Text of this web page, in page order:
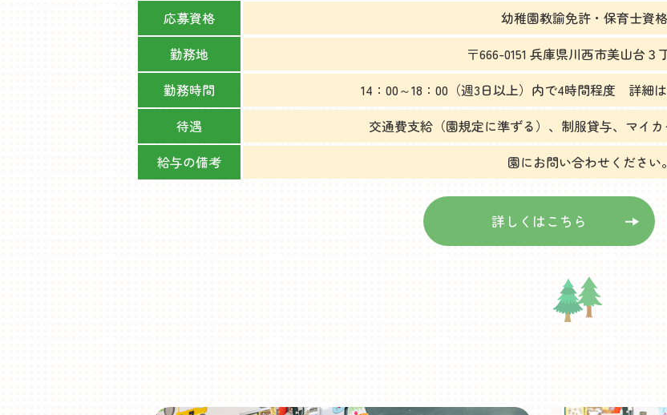
応募資格
幼稚園教諭免許・保育士資
勤務地
〒666-0151 兵庫県川西市美山台３
勤務時間
14：00～18：00（週3日以上）内で4時間程度 詳細
待遇
交通費支給（園規定に準ずる）、制服貸与、マイ
給与の備考
園にお問い合わせください。
詳しくはこちら